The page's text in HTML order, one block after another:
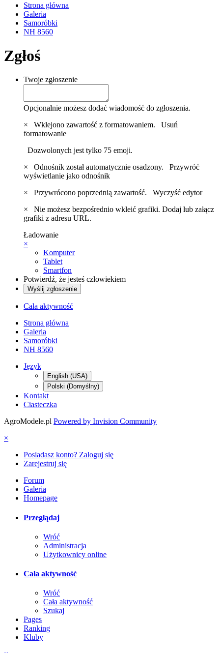
Strona główna
Galeria
Samoróbki
NH 8560
Zgłoś
Twoje zgłoszenie
Opcjonalnie możesz dodać wiadomość do zgłoszenia.
×
Wklejono zawartość z formatowaniem. Usuń
formatowanie
Dozwolonych jest tylko 75 emoji.
×
Odnośnik został automatycznie osadzony. Przywróć
wyświetlanie jako odnośnik
×
Przywrócono poprzednią zawartość. Wyczyść edytor
×
Nie możesz bezpośrednio wkleić grafiki. Dodaj lub załącz
grafiki z adresu URL.
Ładowanie
×
Komputer
Tablet
Smartfon
Potwierdź, że jesteś człowiekiem
Wyślij zgłoszenie
Cała aktywność
Strona główna
Galeria
Samoróbki
NH 8560
Język
English (USA)
Polski (Domyślny)
Kontakt
Ciasteczka
AgroModele.pl Powered by Invision Community
×
Posiadasz konto? Zaloguj się
Zarejestruj się
Forum
Galeria
Homepage
Przeglądaj
Wróć
Administracja
Użytkownicy online
Cała aktywność
Wróć
Cała aktywność
Szukaj
Pages
Ranking
Kluby